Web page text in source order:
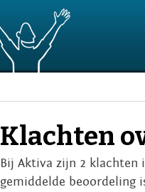
Klachten
Bij Aktiva zijn 2 klachten
gemiddelde beoordeling